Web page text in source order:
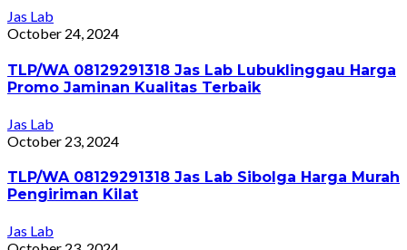
Jas Lab
October 24, 2024
TLP/WA 08129291318 Jas Lab Lubuklinggau Harga
Promo Jaminan Kualitas Terbaik
Jas Lab
October 23, 2024
TLP/WA 08129291318 Jas Lab Sibolga Harga Murah
Pengiriman Kilat
Jas Lab